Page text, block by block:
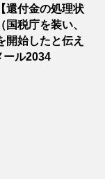
還付金の処理状
税庁を装い、
開始したと伝え
ール2034